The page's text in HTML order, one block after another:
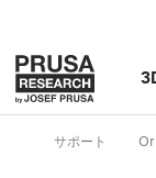
サポート